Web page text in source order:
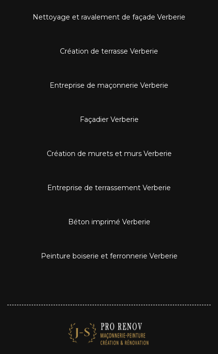
Nettoyage et ravalement de façade Verberie
Création de terrasse Verberie
Entreprise de maçonnerie Verberie
Façadier Verberie
Création de murets et murs Verberie
Entreprise de terrassement Verberie
Béton imprimé Verberie
Peinture boiserie et ferronnerie Verberie